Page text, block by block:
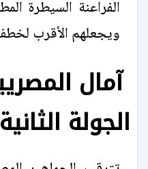
الفراعنة السيطرة
ويجعلهم الأقرب
آمال
الجولة الثانية